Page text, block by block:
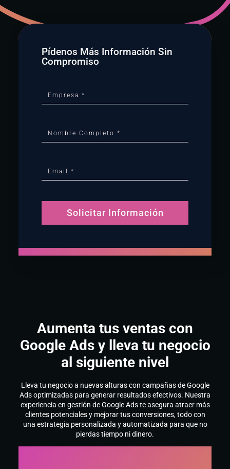
Pídenos Más Información Sin
Compromiso
Solicitar Información
Aumenta tus ventas con
Google Ads y lleva tu negocio
al siguiente nivel
Lleva tu negocio a nuevas alturas con campañas de Google
Ads optimizadas para generar resultados efectivos. Nuestra
experiencia en gestión de Google Ads te asegura atraer más
clientes potenciales y mejorar tus conversiones, todo con
una estrategia personalizada y automatizada para que no
pierdas tiempo ni dinero.